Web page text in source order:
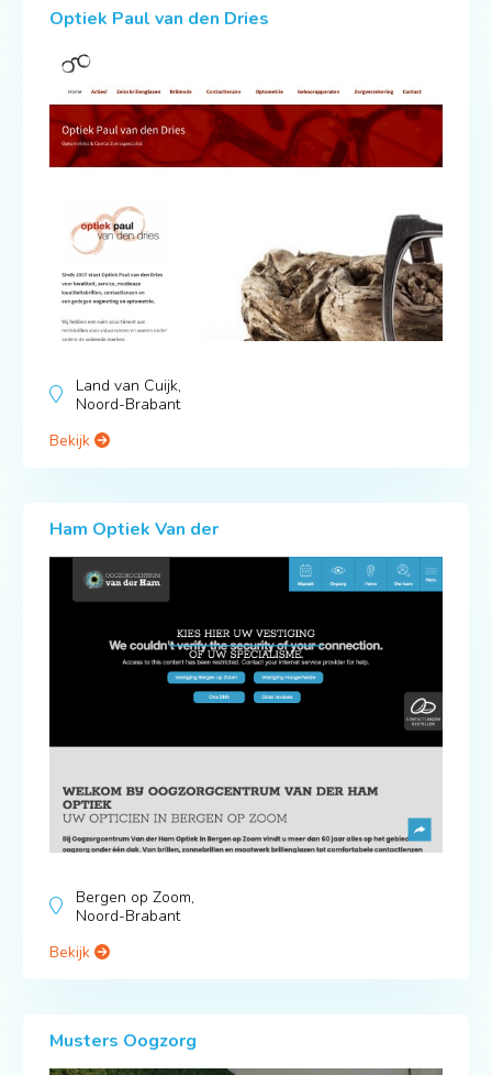
Optiek Paul van den Dries
Land van Cuijk,
Noord-Brabant
Bekijk
Ham Optiek Van der
Bergen op Zoom,
Noord-Brabant
Bekijk
Musters Oogzorg